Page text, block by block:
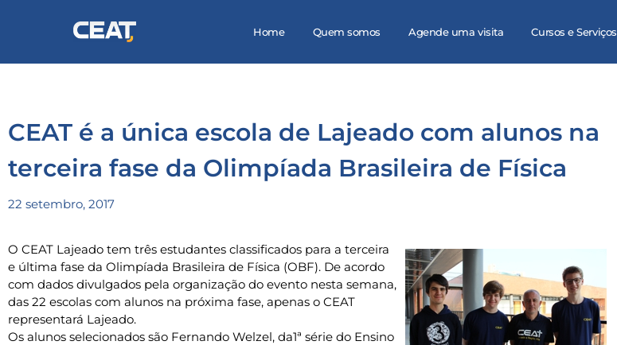
Home Quem somos Agende uma visita Cursos e Serviços
CEAT é a única escola de Lajeado com alunos na
terceira fase da Olimpíada Brasileira de Física
22 setembro, 2017
O CEAT Lajeado tem três estudantes classificados para a terceira
e última fase da Olimpíada Brasileira de Física (OBF). De acordo
com dados divulgados pela organização do evento nesta semana,
das 22 escolas com alunos na próxima fase, apenas o CEAT
representará Lajeado.
Os alunos selecionados são Fernando Welzel, da1ª série do Ensino